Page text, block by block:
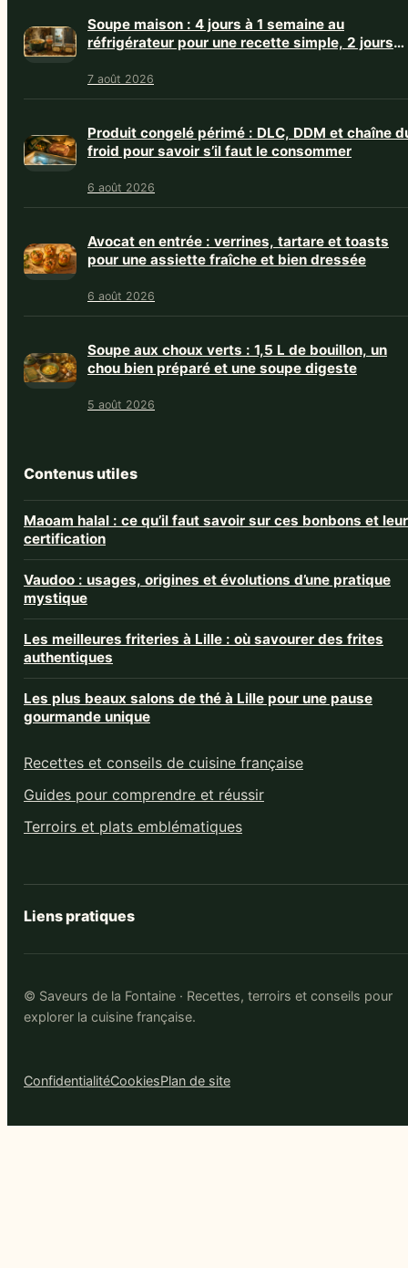
Soupe maison : 4 jours à 1 semaine au
réfrigérateur pour une recette simple, 2 jours
7 août 2026
Produit congelé périmé : DLC, DDM et chaîne
froid pour savoir s’il faut le consommer
6 août 2026
Avocat en entrée : verrines, tartare et toasts
pour une assiette fraîche et bien dressée
6 août 2026
Soupe aux choux verts : 1,5 L de bouillon, un
chou bien préparé et une soupe digeste
5 août 2026
Contenus utiles
Maoam halal : ce qu’il faut savoir sur ces bonbons et leur
certification
Vaudoo : usages, origines et évolutions d’une pratique
mystique
Les meilleures friteries à Lille : où savourer des frites
authentiques
Les plus beaux salons de thé à Lille pour une pause
gourmande unique
Recettes et conseils de cuisine française
Guides pour comprendre et réussir
Terroirs et plats emblématiques
Liens pratiques
© Saveurs de la Fontaine · Recettes, terroirs et conseils pour
explorer la cuisine française.
ConfidentialitéCookiesPlan de site